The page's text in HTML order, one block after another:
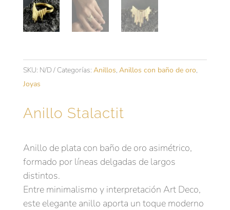
SKU: N/D Categorías: Anillos, Anillos con baño de oro,
Joyas
Anillo Stalactit
Anillo de plata con baño de oro asimétrico,
formado por líneas delgadas de largos
distintos.
Entre minimalismo y interpretación Art Deco,
este elegante anillo aporta un toque moderno